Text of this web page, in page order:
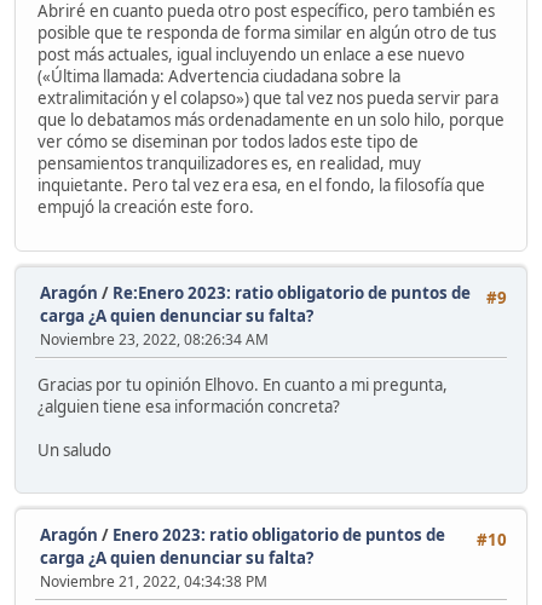
Abriré en cuanto pueda otro post específico, pero también es
posible que te responda de forma similar en algún otro de tus
post más actuales, igual incluyendo un enlace a ese nuevo
(«Última llamada: Advertencia ciudadana sobre la
extralimitación y el colapso») que tal vez nos pueda servir para
que lo debatamos más ordenadamente en un solo hilo, porque
ver cómo se diseminan por todos lados este tipo de
pensamientos tranquilizadores es, en realidad, muy
inquietante. Pero tal vez era esa, en el fondo, la filosofía que
empujó la creación este foro.
#9
Aragón / Re:Enero 2023: ratio obligatorio de puntos de
carga ¿A quien denunciar su falta?
Noviembre 23, 2022, 08:26:34 AM
Gracias por tu opinión Elhovo. En cuanto a mi pregunta,
¿alguien tiene esa información concreta?
Un saludo
#10
Aragón / Enero 2023: ratio obligatorio de puntos de
carga ¿A quien denunciar su falta?
Noviembre 21, 2022, 04:34:38 PM